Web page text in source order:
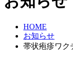
HOME
お知らせ
帯状疱疹ワク